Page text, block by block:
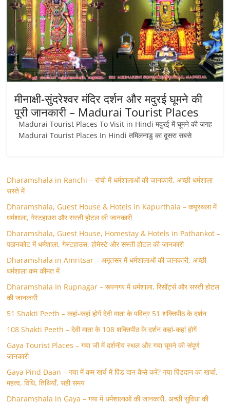
मीनाक्षी-सुंदरेश्वर मंदिर दर्शन और मदुरई घूमने की
पूरी जानकारी – Madurai Tourist Places
Madurai Tourist Places To Visit in Hindi मदुरई में घूमने की जगह
Madurai Tourist Places In Hindi तमिलनाडु का दूसरा सबसे
Dharamshala in Ranchi – रांची में धर्मशालाओं की जानकारी, अच्छी धर्मशाला
सस्ते में
Dharamshala, Guest House & Hotels in Kapurthala – कपूरथला में
धर्मशाला, गेस्टहाउस और सस्ती होटल की जानकारी
Dharamshala, Guest House, Homestay & Hotels in Pathankot –
पठानकोट में धर्मशाला, गेस्टहाउस, होमेस्टे और सस्ती होटल की जानकारी
Dharamshala in Amritsar – अमृतसर में धर्मशालाओं की जानकारी, अच्छी
धर्मशाला कम कीमत में
Dharamshala In Rupnagar – रूपनगर में धर्मशाला, रिसॉर्ट्स और सस्ती होटल
की जानकारी
51 Shakti Peeth – कहां-कहां होगें देवी माता के पवित्र 51 शक्तिपीठ के दर्शन
108 Shakti Peeth – देवी माता के 108 शक्तिपीठ के दर्शन कहां-कहां होगें
Gaya Tourist Places – गया जी में दर्शनीय स्थल और गया घूमने की संपूर्ण
जानकारी
Gaya Pind Daan – गया में कम खर्च में पिंड दान कैसे करें? गया पिंडदान का खर्चा,
महत्व, विधि, तिथियाँ, सही समय
Dharamshala in Gaya – गया में धर्मशालाओं की जानकारी, अच्छी सुविधा की